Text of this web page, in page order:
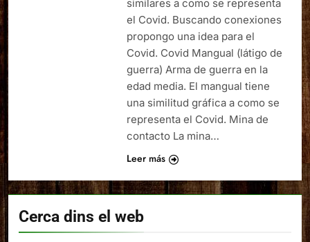
similares a como se representa
el Covid. Buscando conexiones
propongo una idea para el
Covid. Covid Mangual (látigo de
guerra) Arma de guerra en la
edad media. El mangual tiene
una similitud gráfica a como se
representa el Covid. Mina de
contacto La mina…
Leer más
Cerca dins el web